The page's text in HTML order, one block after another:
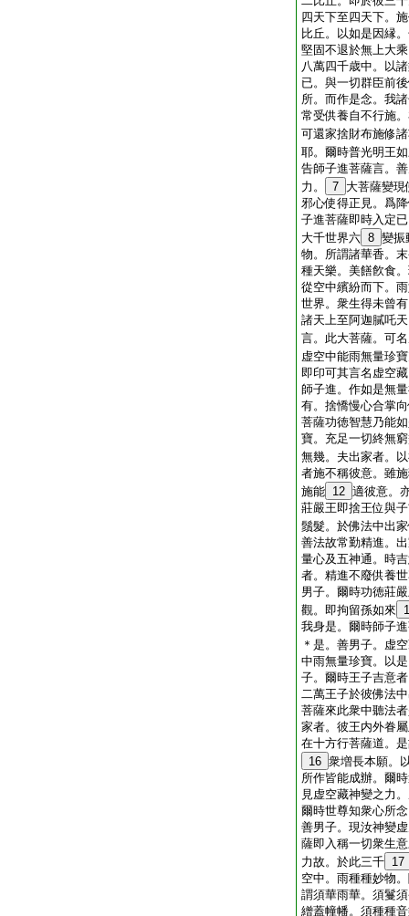
四天下至四天下。
比丘。以如是因縁
堅固不退於無上大
八萬四千歳中。以
已。與一切群臣前
所。而作是念。我
常受供養自不行施
可還家捨財布施修
耶。爾時普光明王
告師子進菩薩言。
力。
7 大菩薩變
邪心使得正見。爲
子進菩薩即時入定
大千世界六 8 變振
物。所謂諸華香。
種天樂。美饍飮食
從空中繽紛而下。
世界。衆生得未曾
諸天上至阿迦膩吒
言。此大菩薩。可
虚空中能雨無量珍
即印可其言名虚空
師子進。作如是無
有。捨憍慢心合掌
菩薩功徳智慧乃能
寶。充足一切終無
無幾。夫出家者。
者施不稱彼意。雖
施能 12 適彼意。
莊嚴王即捨王位與
鬚髮。於佛法中出
善法故常勤精進。
量心及五神通。時
者。精進不廢供養
男子。爾時功徳莊
觀。即拘留孫如來
我身是。爾時師子
＊是。善男子。虚
中雨無量珍寶。以
子。爾時王子吉意
二萬王子於彼佛法
菩薩來此衆中聽法
家者。彼王内外眷
在十方行菩薩道。
16 衆増長本願。
所作皆能成辦。爾
見虚空藏神變之力
爾時世尊知衆心所
善男子。現汝神變
薩即入稱一切衆生
力故。於此三千 17
空中。雨種種妙物
謂須華雨華。須鬘
繒蓋幢幡。須種種